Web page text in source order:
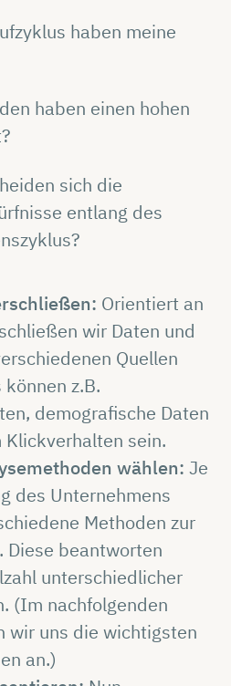
haben meine
haben einen hohen
sich die
entlang des
Orientiert an
wir Daten und
Quellen
z.B.
demografische Daten
Klickverhalten sein.
wählen: Je
des Unternehmens
Methoden zur
Diese beantworten
unterschiedlicher
(Im nachfolgenden
wir uns die wichtigsten
an.)